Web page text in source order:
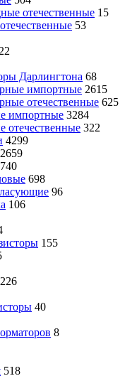
отечественные 15
53
Дарлингтона 68
импортные 2615
отечественные 625
импортные 3284
отечественные 322
4299
2659
740
698
96
106
155
226
40
8
518